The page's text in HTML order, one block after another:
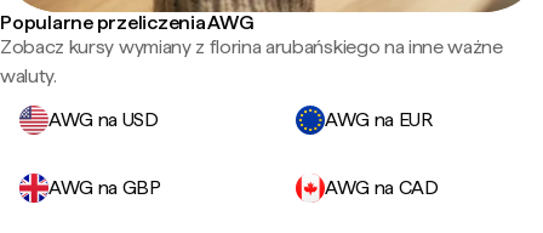
Popularne przeliczenia AWG
Zobacz kursy wymiany z florina arubańskiego na inne ważne
waluty.
AWG na USD
AWG na EUR
AWG na GBP AWG na CAD